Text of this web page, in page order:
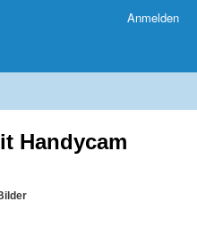
Anmelden
Handycam